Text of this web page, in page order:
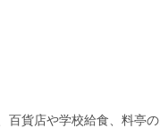
百貨店や学校給食、料亭